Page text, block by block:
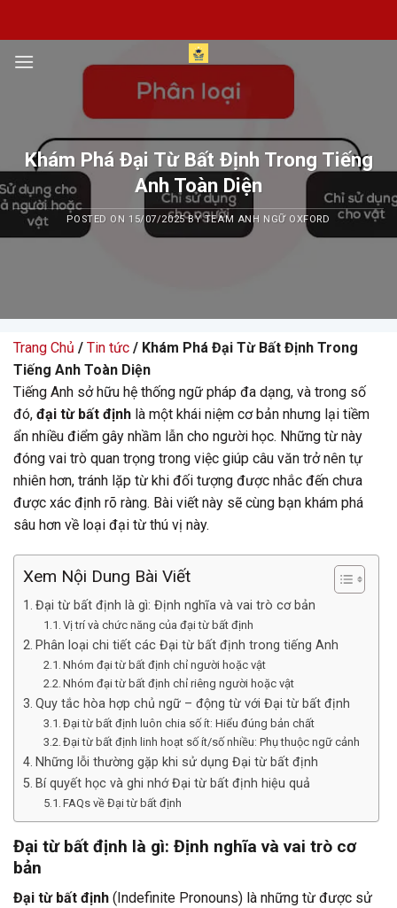
content
Khám Phá Đại Từ Bất Định Trong Tiếng
Anh Toàn Diện
POSTED ON 15/07/2025BYTEAM ANH NGỮ OXFORD
Trang Chủ / Tin tức / Khám Phá Đại Từ Bất Định Trong
Tiếng Anh Toàn Diện
Tiếng Anh sở hữu hệ thống ngữ pháp đa dạng, và trong số
đó, đại từ bất định là một khái niệm cơ bản nhưng lại tiềm
ẩn nhiều điểm gây nhầm lẫn cho người học. Những từ này
đóng vai trò quan trọng trong việc giúp câu văn trở nên tự
nhiên hơn, tránh lặp từ khi đối tượng được nhắc đến chưa
được xác định rõ ràng. Bài viết này sẽ cùng bạn khám phá
sâu hơn về loại đại từ thú vị này.
Xem Nội Dung Bài Viết
Đại từ bất định là gì: Định nghĩa và vai trò cơ bản
Vị trí và chức năng của đại từ bất định
Phân loại chi tiết các Đại từ bất định trong tiếng Anh
Nhóm đại từ bất định chỉ người hoặc vật
Nhóm đại từ bất định chỉ riêng người hoặc vật
Quy tắc hòa hợp chủ ngữ – động từ với Đại từ bất định
Đại từ bất định luôn chia số ít: Hiểu đúng bản chất
Đại từ bất định linh hoạt số ít/số nhiều: Phụ thuộc ngữ cảnh
Những lỗi thường gặp khi sử dụng Đại từ bất định
Bí quyết học và ghi nhớ Đại từ bất định hiệu quả
FAQs về Đại từ bất định
Đại từ bất định là gì: Định nghĩa và vai trò cơ
bản
Đại từ bất định (Indefinite Pronouns) là những từ được sử